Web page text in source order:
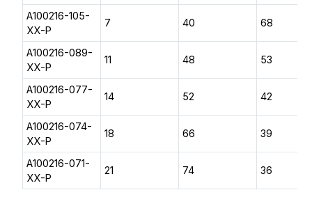
A100216-105-
XX-P
7 40 68
A100216-089-
XX-P
11 48 53
A100216-077-
XX-P
14 52 42
A100216-074-
XX-P
18 66 39
A100216-071-
XX-P
21 74 36